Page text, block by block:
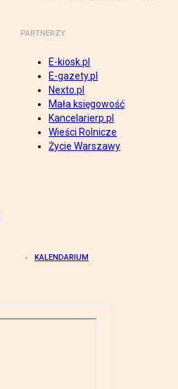
PARTNERZY
E-kiosk.pl
E-gazety.pl
Nexto.pl
Mała księgowość
Kancelarierp.pl
Wieści Rolnicze
Życie Warszawy
KALENDARIUM